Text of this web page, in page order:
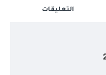
التعليقات